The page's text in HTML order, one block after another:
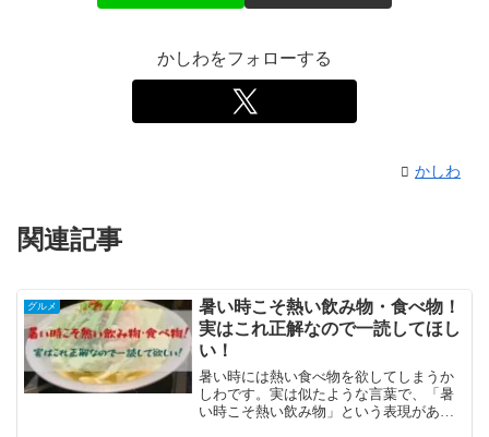
かしわをフォローする
かしわ
関連記事
グルメ
暑い時こそ熱い飲み物・食べ物！
実はこれ正解なので一読してほし
い！
暑い時には熱い食べ物を欲してしまうか
しわです。実は似たような言葉で、「暑
い時こそ熱い飲み物」という表現があり